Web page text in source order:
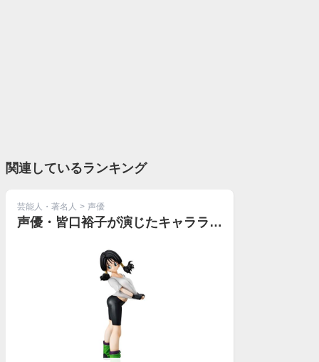
関連しているランキング
芸能人・著名人 > 声優
声優・皆口裕子が演じたキャラランキング